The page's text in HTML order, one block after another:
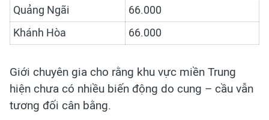
Quảng Ngãi
66.000
Khánh Hòa
66.000
Giới chuyên gia cho rằng khu vực miền Trung
hiện chưa có nhiều biến động do cung – cầu vẫn
tương đối cân bằng.